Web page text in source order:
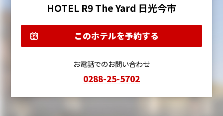
HOTEL R9 The Yard 日光今市
このホテルを予約する
お電話でのお問い合わせ
0288-25-5702